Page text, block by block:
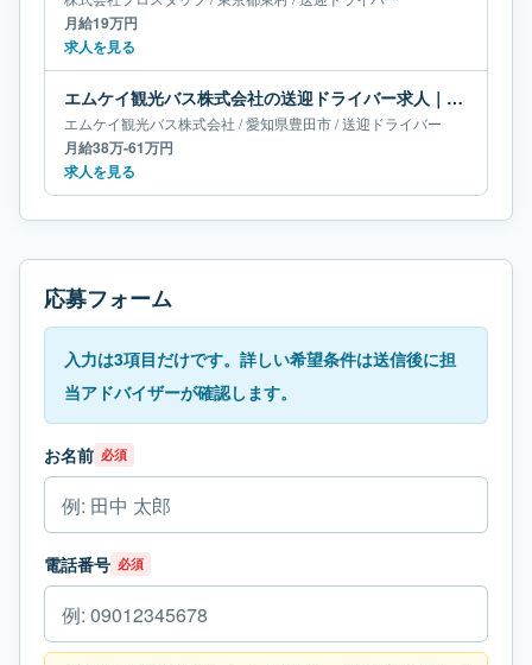
月給19万円
求人を見る
エムケイ観光バス株式会社の送迎ドライバー求人｜愛知県豊田市｜月給38万-61万円
エムケイ観光バス株式会社 /愛知県豊田市/送迎ドライバー
月給38万-61万円
求人を見る
応募フォーム
入力は3項目だけです。詳しい希望条件は送信後に担
当アドバイザーが確認します。
お名前 必須
電話番号 必須